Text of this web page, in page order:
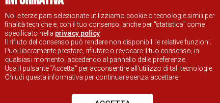
RAVENNA TOURIST INFORMATION OFFICIAL SITE
Noi e terze parti selezionate utilizziamo cookie o tecnologie simili per
finalità tecniche e, con il tuo consenso, anche per "statistica" come
specificato nella privacy policy.
Il rifiuto del consenso può rendere non disponibili le relative funzioni.
Puoi liberamente prestare, rifiutare o revocare il tuo consenso, in
qualsiasi momento, accedendo al pannello delle preferenze.
Usa il pulsante “Accetta” per acconsentire all'utilizzo di tali tecnologie.
Chiudi questa informativa per continuare senza accettare.